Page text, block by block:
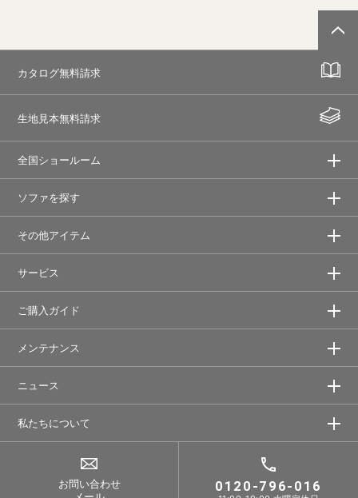
カタログ無料請求
生地見本無料請求
全国ショールーム
ソファを探す
その他アイテム
サービス
ご購入ガイド
メンテナンス
ニュース
私たちについて
お問い合わせ
0120-796-016